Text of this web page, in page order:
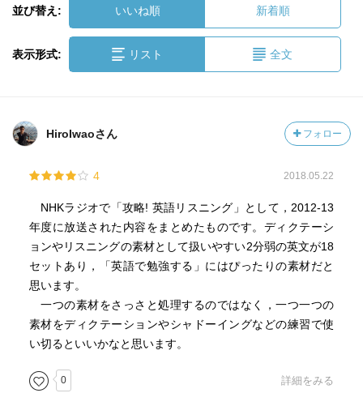
並び替え: いいね順 新着順
表示形式: リスト 全文
HiroIwaoさん フォロー
4 2018.05.22
NHKラジオで「攻略! 英語リスニング」として，2012-13
年度に放送された内容をまとめたものです。ディクテーシ
ョンやリスニングの素材として扱いやすい2分弱の英文が18
セットあり，「英語で勉強する」にはぴったりの素材だと
思います。
一つの素材をさっさと処理するのではなく，一つ一つの
素材をディクテーションやシャドーイングなどの練習で使
い切るといいかなと思います。
0 詳細をみる